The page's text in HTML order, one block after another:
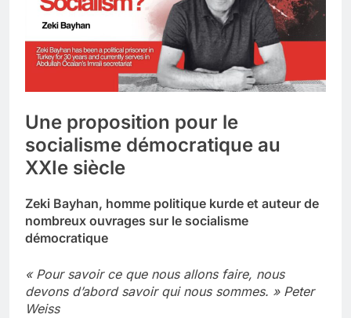
Une proposition pour le
socialisme démocratique au
XXIe siècle
Zeki Bayhan, homme politique kurde et auteur de
nombreux ouvrages sur le socialisme
démocratique
« Pour savoir ce que nous allons faire, nous
devons d’abord savoir qui nous sommes. » Peter
Weiss